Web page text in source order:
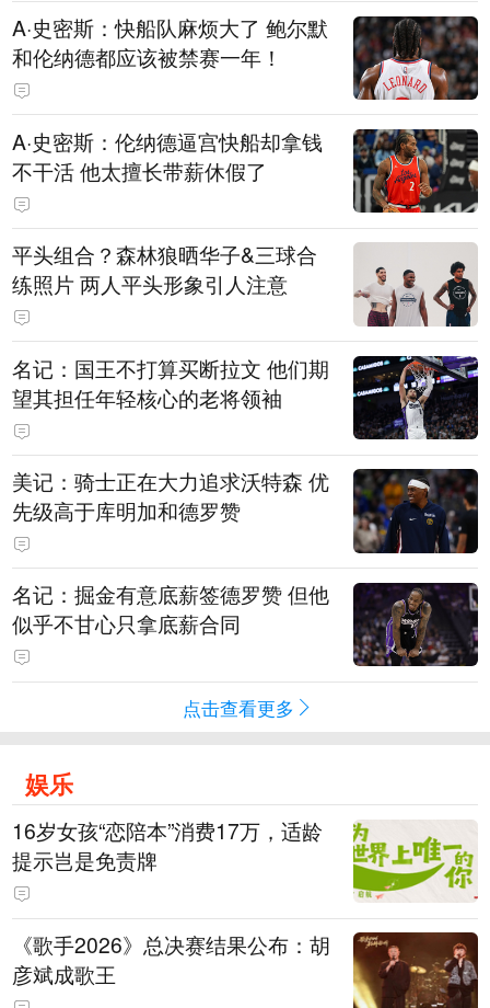
A·史密斯：快船队麻烦大了 鲍尔默
和伦纳德都应该被禁赛一年！
A·史密斯：伦纳德逼宫快船却拿钱
不干活 他太擅长带薪休假了
平头组合？森林狼晒华子&三球合
练照片 两人平头形象引人注意
名记：国王不打算买断拉文 他们期
望其担任年轻核心的老将领袖
美记：骑士正在大力追求沃特森 优
先级高于库明加和德罗赞
名记：掘金有意底薪签德罗赞 但他
似乎不甘心只拿底薪合同
点击查看更多
娱乐
16岁女孩“恋陪本”消费17万，适龄
提示岂是免责牌
《歌手2026》总决赛结果公布：胡
彦斌成歌王